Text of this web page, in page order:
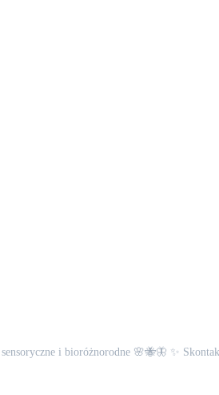
i bioróżnorodne 🌸🐝🦋 ✨